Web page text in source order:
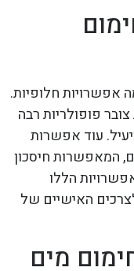
אפשרויות חלופיות.
פופולריות רבה
עוד אפשרות
המאפשרות חיסכון
הללו
האישיים של
מים